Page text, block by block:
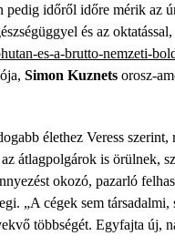
pedig időről időre mérik
és az
es-a-brutto-nemzeti-
Simon Kuznets orosz-
élethez Veress
átlagpolgárok is
okozó, pazarló
„A cégek sem
többségét. Egyfajta új,